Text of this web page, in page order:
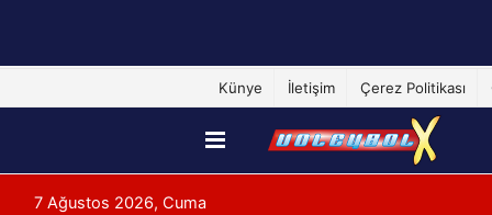
Künye İletişim Çerez Politikası
7 Ağustos 2026, Cuma